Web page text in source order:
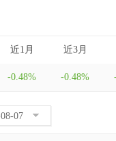
近1月 近3月
-0.48% -0.48%